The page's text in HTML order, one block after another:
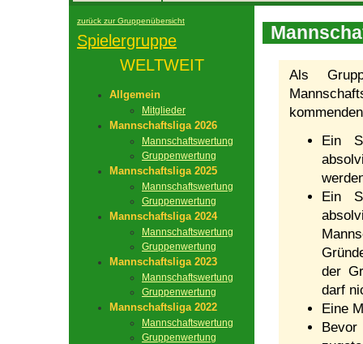
zurück zur Gruppenübersicht
Spielergruppe
WELTWEIT
Allgemein
Mitglieder
Mannschaftsliga 2026
Mannschaftswertung
Gruppenwertung
Mannschaftsliga 2025
Mannschaftswertung
Gruppenwertung
Mannschaftsliga 2024
Mannschaftswertung
Gruppenwertung
Mannschaftsliga 2023
Mannschaftswertung
Gruppenwertung
Mannschaftsliga 2022
Mannschaftswertung
Gruppenwertung
Als
Ein
Ein
der
darf
Eine